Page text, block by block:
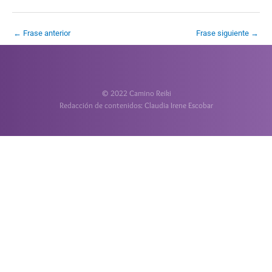
← Frase anterior Frase siguiente →
© 2022 Camino Reiki
Redacción de contenidos: Claudia Irene Escobar